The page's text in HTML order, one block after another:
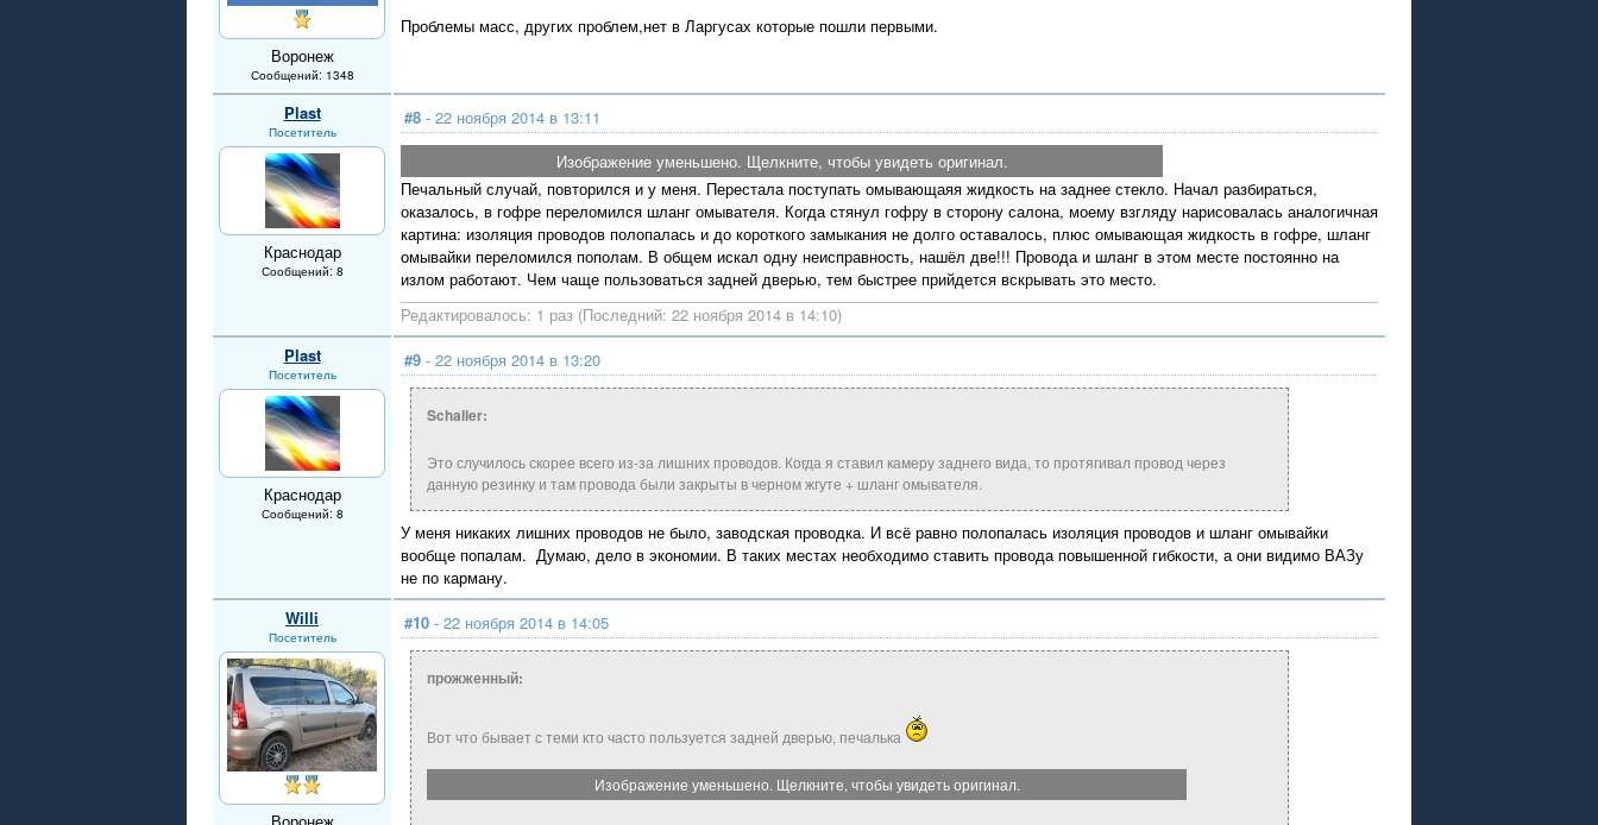
Воронеж
Сообщений: 1348
Проблемы масс, других проблем,нет в Ларгусах которые пошли первыми.
Plast
Посетитель
Краснодар
Сообщений: 8
#8 - 22 ноября 2014 в 13:11
Изображение уменьшено. Щелкните, чтобы увидеть оригинал.
Печальный случай, повторился и у меня. Перестала поступать омывающаяя жидкость на заднее стекло. Начал разбираться,
оказалось, в гофре переломился шланг омывателя. Когда стянул гофру в сторону салона, моему взгляду нарисовалась аналогичная
картина: изоляция проводов полопалась и до короткого замыкания не долго оставалось, плюс омывающая жидкость в гофре, шланг
омывайки переломился пополам. В общем искал одну неисправность, нашёл две!!! Провода и шланг в этом месте постоянно на
излом работают. Чем чаще пользоваться задней дверью, тем быстрее прийдется вскрывать это место.
Редактировалось: 1 раз (Последний: 22 ноября 2014 в 14:10)
Plast
Посетитель
Краснодар
Сообщений: 8
#9 - 22 ноября 2014 в 13:20
Schaller:
Это случилось скорее всего из-за лишних проводов. Когда я ставил камеру заднего вида, то протягивал провод через
данную резинку и там провода были закрыты в черном жгуте + шланг омывателя.
У меня никаких лишних проводов не было, заводская проводка. И всё равно полопалась изоляция проводов и шланг омывайки
вообще попалам. Думаю, дело в экономии. В таких местах необходимо ставить провода повышенной гибкости, а они видимо ВАЗу
не по карману.
Willi
Посетитель
#10 - 22 ноября 2014 в 14:05
прожженный:
Вот что бывает с теми кто часто пользуется задней дверью, печалька
Изображение уменьшено. Щелкните, чтобы увидеть оригинал.